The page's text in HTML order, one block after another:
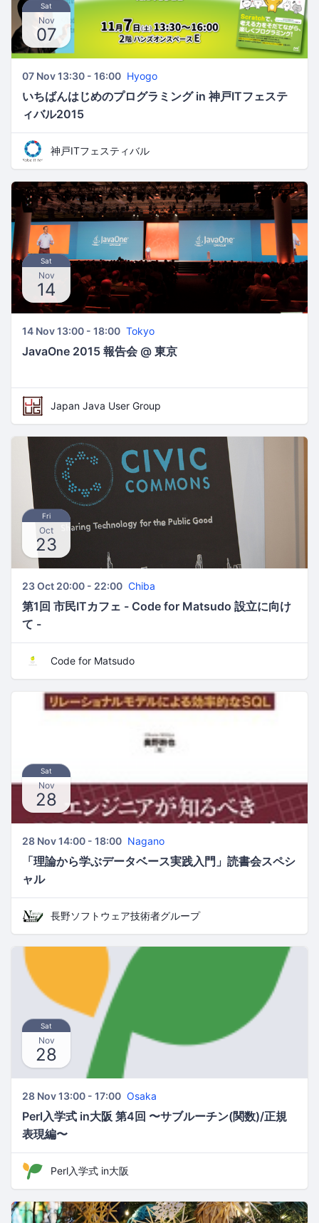
Sat
Nov
07
07 Nov 13:30 - 16:00 Hyogo
いちばんはじめのプログラミング in 神戸ITフェステ
ィバル2015
神戸ITフェスティバル
Sat
Nov
14
14 Nov 13:00 - 18:00 Tokyo
JavaOne 2015 報告会 @ 東京
Japan Java User Group
Fri
Oct
23
23 Oct 20:00 - 22:00 Chiba
第1回 市民ITカフェ - Code for Matsudo 設立に向け
て -
Code for Matsudo
Sat
Nov
28
28 Nov 14:00 - 18:00 Nagano
「理論から学ぶデータベース実践入門」読書会スペシ
ャル
長野ソフトウェア技術者グループ
Sat
Nov
28
28 Nov 13:00 - 17:00 Osaka
Perl入学式 in大阪 第4回 〜サブルーチン(関数)/正規
表現編〜
Perl入学式 in大阪